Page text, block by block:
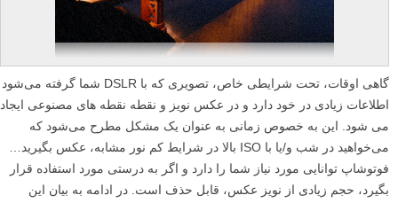
گاهی اوقات، تحت شرایطی خاص، تصویری که با DSLR شما گرفته می‌شود
اطلاعات زیادی در خود دارد و در عکس نویز و نقطه نقطه های مصنوعی ایجاد
می شود. این به خصوص زمانی به عنوان یک مشکل مطرح می‌شود که
می‌خواهید در شب و/یا با ISO بالا در شرایط کم نور مشابه، عکس بگیرید…
فوتوشاپ توانایی مورد نیاز شما را دارد و اگر به درستی مورد استفاده قرار
بگیرد، حجم زیادی از نویز عکس، قابل حذف است. در ادامه به بیان این